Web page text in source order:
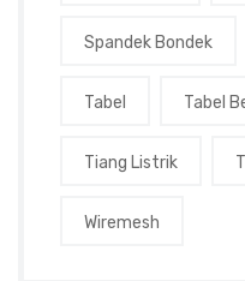
Spandek Bondek
Tabel Tabel
Tiang Listrik
Wiremesh